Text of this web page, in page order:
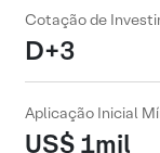
Cotação de
D+3
Aplicação Inicial
US$ 1mil